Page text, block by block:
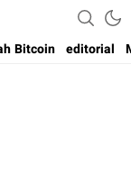
di Indonesia
Bitcoin editorial